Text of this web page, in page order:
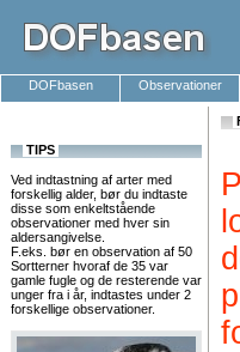
DOFbasen Observationer
TIPS
Ved indtastning af arter med
forskellig alder, bør du indtaste
disse som enkeltstående
observationer med hver sin
aldersangivelse.
F.eks. bør en observation af 50
Sortterner hvoraf de 35 var
gamle fugle og de resterende var
unger fra i år, indtastes under 2
forskellige observationer.